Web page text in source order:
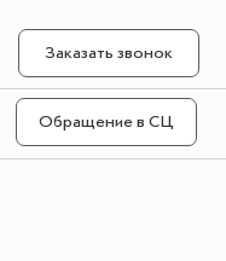
Заказать звонок
Обращение в СЦ